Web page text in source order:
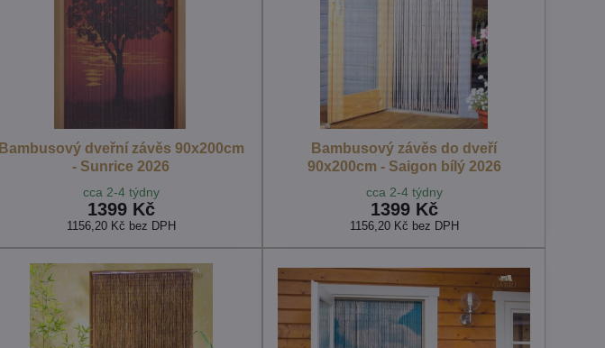
Bambusový dveřní závěs 90x200cm
- Sunrice 2026
cca 2-4 týdny
1399 Kč
1156,20 Kč bez DPH
Bambusový závěs do dveří
90x200cm - Saigon bílý 2026
cca 2-4 týdny
1399 Kč
1156,20 Kč bez DPH